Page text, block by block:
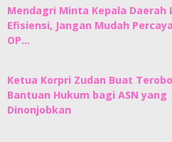
Mendagri Minta Kepala Daerah
Efisiensi, Jangan Mudah
OP…
Ketua Korpri Zudan Buat
Bantuan Hukum bagi ASN yang
Dinonjobkan